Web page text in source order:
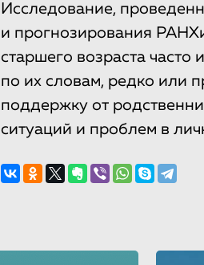
Исследование,
и прогнозирования
старшего возраста часто
по их словам, редко или
поддержку от
ситуаций и проблем в